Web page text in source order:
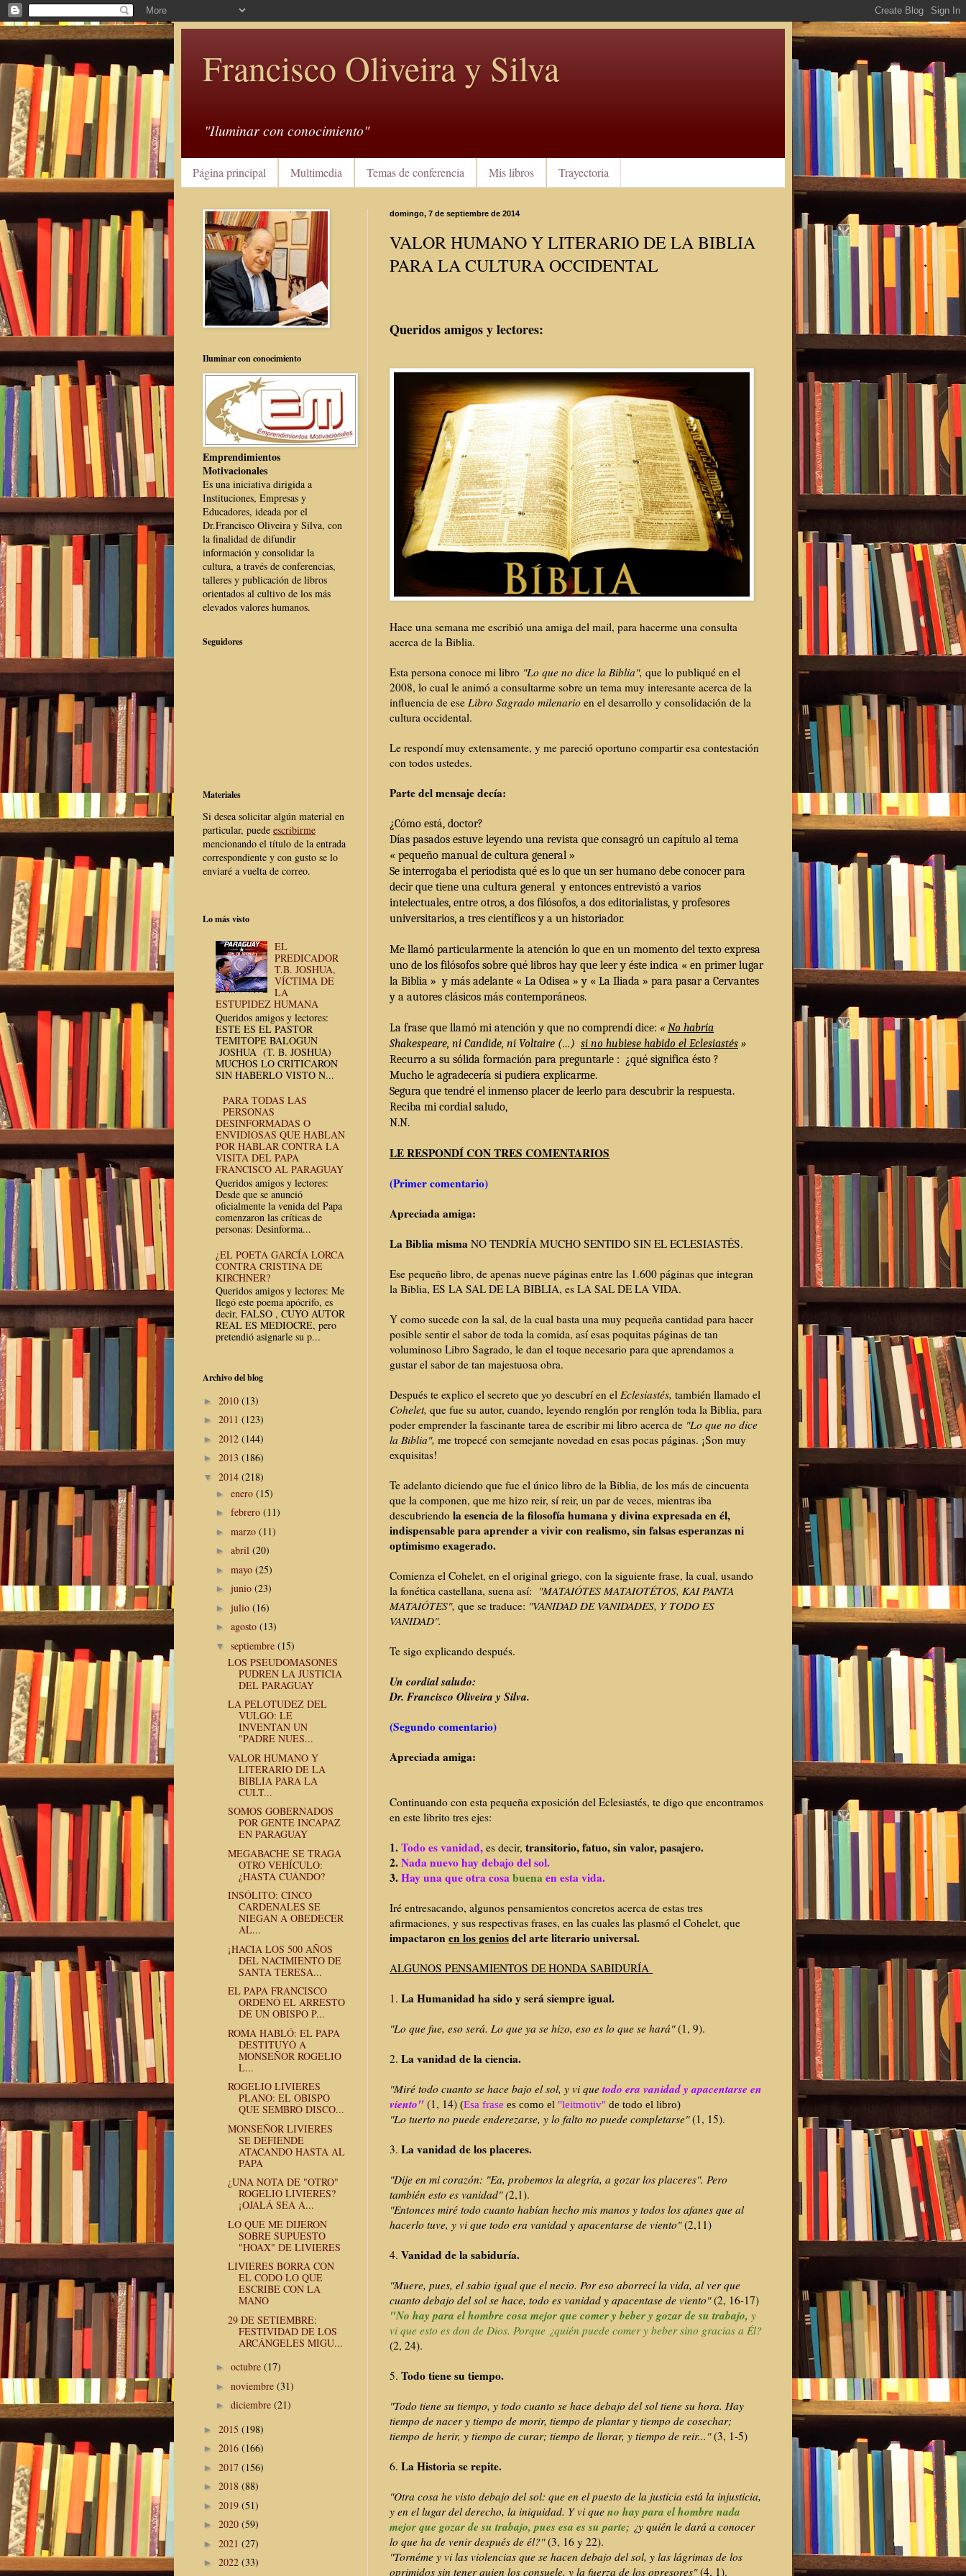
Francisco Oliveira y Silva
"Iluminar con conocimiento"
Página principal Multimedia Temas de conferencia Mis libros Trayectoria
domingo, 7 de septiembre de 2014
VALOR HUMANO Y LITERARIO DE LA BIBLIA
PARA LA CULTURA OCCIDENTAL
Queridos amigos y lectores:
Hace una semana me escribió una amiga del mail, para hacerme una consulta
acerca de la Biblia.
Esta persona conoce mi libro "Lo que no dice la Biblia", que lo publiqué en el
2008, lo cual le animó a consultarme sobre un tema muy interesante acerca de la
influencia de ese Libro Sagrado milenario en el desarrollo y consolidación de la
cultura occidental.
Le respondí muy extensamente, y me pareció oportuno compartir esa contestación
con todos ustedes.
Parte del mensaje decía:
¿Cómo está, doctor?
Días pasados estuve leyendo una revista que consagró un capítulo al tema
« pequeño manual de cultura general »
Se interrogaba el periodista qué es lo que un ser humano debe conocer para
decir que tiene una cultura general y entonces entrevistó a varios
intelectuales, entre otros, a dos filósofos, a dos editorialistas, y profesores
universitarios, a tres científicos y a un historiador.
Me llamó particularmente la atención lo que en un momento del texto expresa
uno de los filósofos sobre qué libros hay que leer y éste indica « en primer lugar
la Biblia » y más adelante « La Odisea » y « La Iliada » para pasar a Cervantes
y a autores clásicos más contemporáneos.
La frase que llamó mi atención y que no comprendí dice: « No habría
Shakespeare, ni Candide, ni Voltaire (…) si no hubiese habido el Eclesiastés »
Recurro a su sólida formación para preguntarle : ¿qué significa ésto ?
Mucho le agradecería si pudiera explicarme.
Segura que tendré el inmenso placer de leerlo para descubrir la respuesta.
Reciba mi cordial saludo,
N.N.
LE RESPONDÍ CON TRES COMENTARIOS
(Primer comentario)
Apreciada amiga:
La Biblia misma NO TENDRÍA MUCHO SENTIDO SIN EL ECLESIASTÉS.
Ese pequeño libro, de apenas nueve páginas entre las 1.600 páginas que integran
la Biblia, ES LA SAL DE LA BIBLIA, es LA SAL DE LA VIDA.
Y como sucede con la sal, de la cual basta una muy pequeña cantidad para hacer
posible sentir el sabor de toda la comida, así esas poquitas páginas de tan
voluminoso Libro Sagrado, le dan el toque necesario para que aprendamos a
gustar el sabor de tan majestuosa obra.
Después te explico el secreto que yo descubrí en el Eclesiastés, también llamado el
Cohelet, que fue su autor, cuando, leyendo renglón por renglón toda la Biblia, para
poder emprender la fascinante tarea de escribir mi libro acerca de "Lo que no dice
la Biblia", me tropecé con semejante novedad en esas pocas páginas. ¡Son muy
exquisitas!
Te adelanto diciendo que fue el único libro de la Biblia, de los más de cincuenta
que la componen, que me hizo reir, sí reir, un par de veces, mientras iba
descubriendo la esencia de la filosofía humana y divina expresada en él,
indispensable para aprender a vivir con realismo, sin falsas esperanzas ni
optimismo exagerado.
Comienza el Cohelet, en el original griego, con la siguiente frase, la cual, usando
la fonética castellana, suena así: "MATAIÓTES MATAIOTÉTOS, KAI PANTA
MATAIÓTES", que se traduce: "VANIDAD DE VANIDADES, Y TODO ES
VANIDAD".
Te sigo explicando después.
Un cordial saludo:
Dr. Francisco Oliveira y Silva.
(Segundo comentario)
Apreciada amiga:
Continuando con esta pequeña exposición del Eclesiastés, te digo que encontramos
en este librito tres ejes:
1. Todo es vanidad, es decir, transitorio, fatuo, sin valor, pasajero.
2. Nada nuevo hay debajo del sol.
3. Hay una que otra cosabuenaen esta vida.
Iré entresacando, algunos pensamientos concretos acerca de estas tres
afirmaciones, y sus respectivas frases, en las cuales las plasmó el Cohelet, que
impactaronen los geniosdel arte literario universal.
ALGUNOS PENSAMIENTOS DE HONDA SABIDURÍA
1. La Humanidad ha sido y será siempre igual.
"Lo que fue, eso será. Lo que ya se hizo, eso es lo que se hará"(1, 9).
2. La vanidad de la ciencia.
"Miré todo cuanto se hace bajo el sol, y vi que todo era vanidad y apacentarse en
viento" (1, 14) (Esa frase es como el "leitmotiv" de todo el libro)
"Lo tuerto no puede enderezarse, y lo falto no puede completarse"(1, 15).
3. La vanidad de los placeres.
"Dije en mi corazón: "Ea, probemos la alegría, a gozar los placeres". Pero
también esto es vanidad" (2,1).
"Entonces miré todo cuanto habían hecho mis manos y todos los afanes que al
hacerlo tuve, y vi que todo era vanidad y apacentarse de viento"(2,11)
4. Vanidad de la sabiduría.
"Muere, pues, el sabio igual que el necio. Por eso aborrecí la vida, al ver que
cuanto debajo del sol se hace, todo es vanidad y apacentase de viento"(2, 16-17)
"No hay para el hombre cosa mejor que comer y beber y gozar de su trabajo, y
vi que esto es don de Dios. Porque ¿quién puede comer y beber sino gracias a Él?
(2, 24).
5. Todo tiene su tiempo.
"Todo tiene su tiempo, y todo cuanto se hace debajo del sol tiene su hora. Hay
tiempo de nacer y tiempo de morir, tiempo de plantar y tiempo de cosechar;
tiempo de herir, y tiempo de curar; tiempo de llorar, y tiempo de reir..."(3, 1-5)
6. La Historia se repite.
"Otra cosa he visto debajo del sol: que en el puesto de la justicia está la injusticia,
y en el lugar del derecho, la iniquidad. Y vi que no hay para el hombre nada
mejor que gozar de su trabajo, pues esa es su parte; ¿y quién le dará a conocer
lo que ha de venir después de él?"(3, 16 y 22).
"Tornéme y vi las violencias que se hacen debajo del sol, y las lágrimas de los
oprimidos sin tener quien los consuele, y la fuerza de los opresores"(4, 1).
Iluminar con conocimiento
Emprendimientos
Motivacionales
Es una iniciativa dirigida a
Instituciones, Empresas y
Educadores, ideada por el
Dr.Francisco Oliveira y Silva, con
la finalidad de difundir
información y consolidar la
cultura, a través de conferencias,
talleres y publicación de libros
orientados al cultivo de los más
elevados valores humanos.
Seguidores
Materiales
Si desea solicitar algún material en
particular, puede escribirme
mencionando el título de la entrada
correspondiente y con gusto se lo
enviaré a vuelta de correo.
Lo más visto
EL
PREDICADOR
T.B. JOSHUA,
VÍCTIMA DE
LA
ESTUPIDEZ HUMANA
Queridos amigos y lectores:
ESTE ES EL PASTOR
TEMITOPE BALOGUN
JOSHUA (T. B. JOSHUA)
MUCHOS LO CRITICARON
SIN HABERLO VISTO N...
PARA TODAS LAS
PERSONAS
DESINFORMADAS O
ENVIDIOSAS QUE HABLAN
POR HABLAR CONTRA LA
VISITA DEL PAPA
FRANCISCO AL PARAGUAY
Queridos amigos y lectores:
Desde que se anunció
oficialmente la venida del Papa
comenzaron las críticas de
personas: Desinforma...
¿EL POETA GARCÍA LORCA
CONTRA CRISTINA DE
KIRCHNER?
Queridos amigos y lectores: Me
llegó este poema apócrifo, es
decir, FALSO , CUYO AUTOR
REAL ES MEDIOCRE, pero
pretendió asignarle su p...
Archivo del blog
► 2010 (13)
► 2011 (123)
► 2012 (144)
► 2013 (186)
▼ 2014 (218)
► enero (15)
► febrero (11)
► marzo (11)
► abril (20)
► mayo (25)
► junio (23)
► julio (16)
► agosto (13)
▼ septiembre (15)
LOS PSEUDOMASONES
PUDREN LA JUSTICIA
DEL PARAGUAY
LA PELOTUDEZ DEL
VULGO: LE
INVENTAN UN
"PADRE NUES...
VALOR HUMANO Y
LITERARIO DE LA
BIBLIA PARA LA
CULT...
SOMOS GOBERNADOS
POR GENTE INCAPAZ
EN PARAGUAY
MEGABACHE SE TRAGA
OTRO VEHÍCULO:
¿HASTA CUÁNDO?
INSÓLITO: CINCO
CARDENALES SE
NIEGAN A OBEDECER
AL...
¡HACIA LOS 500 AÑOS
DEL NACIMIENTO DE
SANTA TERESA...
EL PAPA FRANCISCO
ORDENÓ EL ARRESTO
DE UN OBISPO P...
ROMA HABLÓ: EL PAPA
DESTITUYÓ A
MONSEÑOR ROGELIO
L...
ROGELIO LIVIERES
PLANO: EL OBISPO
QUE SEMBRÓ DISCO...
MONSEÑOR LIVIERES
SE DEFIENDE
ATACANDO HASTA AL
PAPA
¿UNA NOTA DE "OTRO"
ROGELIO LIVIERES?
¡OJALÁ SEA A...
LO QUE ME DIJERON
SOBRE SUPUESTO
"HOAX" DE LIVIERES
LIVIERES BORRA CON
EL CODO LO QUE
ESCRIBE CON LA
MANO
29 DE SETIEMBRE:
FESTIVIDAD DE LOS
ARCÁNGELES MIGU...
► octubre (17)
► noviembre (31)
► diciembre (21)
► 2015 (198)
► 2016 (166)
► 2017 (156)
► 2018 (88)
► 2019 (51)
► 2020 (59)
► 2021 (27)
► 2022 (33)